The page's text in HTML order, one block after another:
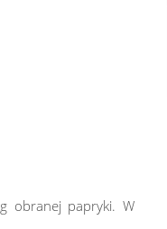
obranej papryki. W